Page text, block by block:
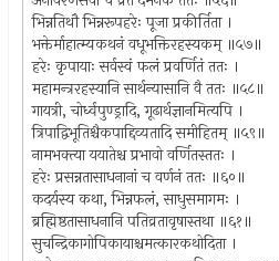
भिन्नतिथौ भिन्नरूपहरेः पूजा प्रकीर्तिता ।
भक्तेर्माहात्म्यकथनं वधूभक्तिरहस्यकम् ॥५७॥
हरेः कृपायाः सर्वस्वं फलं प्रवर्णितं ततः ।
महामन्त्ररहस्यानि सार्थन्यासानि वै ततः ॥५८॥
गायत्री, चोर्ध्वपुण्ड्रादि, गूढार्थज्ञानमित्यपि ।
त्रिपाद्विभूतिश्चैकपाद्दिव्यतादि समीहितम् ॥५९॥
नामभक्त्या ययातेश्च प्रभावो वर्णितस्ततः ।
हरेः प्रसन्नतासाधनानां च वर्णनं ततः ॥६०॥
कदर्यस्य कथा, भिन्नफलं, साधुसमागमः ।
ब्रह्मिष्ठतासाधनानि पतिव्रतावृषास्तथा ॥६१॥
सुचन्द्रिकागोपिकायाश्चमत्कारकथोदिता ।